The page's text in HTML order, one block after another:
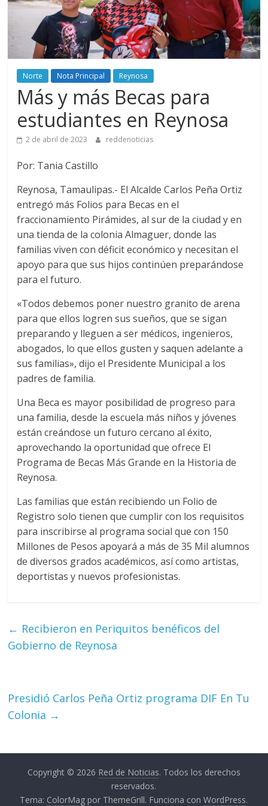
Norte Nota Principal Reynosa
Más y más Becas para
estudiantes en Reynosa
2 de abril de 2023 reddenoticias
Por: Tania Castillo
Reynosa, Tamaulipas.- El Alcalde Carlos Peña Ortiz
entregó más Folios para Becas en el
fraccionamiento Pirámides, al sur de la ciudad y en
una tienda de la colonia Almaguer, donde las
familias viven con déficit económico y necesitan el
apoyo para que sus hijos continúen preparándose
para el futuro.
«Todos debemos poner nuestro granito de arena
para que ellos logren sus sueños, que se sigan
preparando y lleguen a ser médicos, ingenieros,
abogados, lo que ellos gusten y saquen adelante a
sus familias», dijo el Presidente Municipal a los
padres de familia.
Una Beca es mayor posibilidad de progreso para
una familia, desde la escuela más niños y jóvenes
están creándose un futuro cercano al éxito,
aprovechando la oportunidad que ofrece El
Programa de Becas Más Grande en la Historia de
Reynosa.
Las familias que están recibiendo un Folio de
Registro solo tienen que cumplir con los requisitos
para inscribirse al programa social que con 150
Millones de Pesos apoyará a más de 35 Mil alumnos
de diversos grados académicos, así como artistas,
deportistas y nuevos profesionistas.
← Recibieron en Periquitos benéficos del
Gobierno de Reynosa
Presidió Carlos Peña Ortiz programa DIF En Tu
Colonia →
Copyright © 2026 Red de Noticias. Todos los derechos
reservados.
Tema: ColorMag por ThemeGrill. Funciona conWordPress.